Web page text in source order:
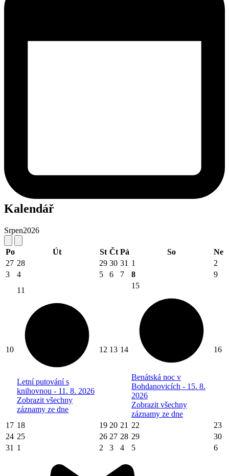
Kalendář
Srpen2026
Po Út St Čt Pá So
Ne
27 28 29 30 31 1
2
3
4 5 6 7 8 9
10
11
Letní putování s
knihovnou - 11. 8. 2026
Zobrazit všechny
záznamy ze dne
12 13 14
15
Benátská noc v
Bohdanovicích - 15. 8.
2026
Zobrazit všechny
záznamy ze dne
16
17 18 19 20 21 22
23
24 25 26 27 28 29
30
31 1 2 3 4 5 6